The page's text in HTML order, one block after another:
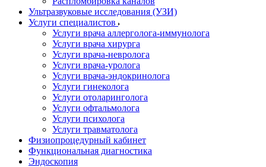
Ультразвуковые исследования (УЗИ)
Услуги специалистов
Услуги врача аллерголога-иммунолога
Услуги врача хирурга
Услуги врача-невролога
Услуги врача-уролога
Услуги врача-эндокринолога
Услуги гинеколога
Услуги отоларинголога
Услуги офтальмолога
Услуги психолога
Услуги травматолога
Физиопроцедурный кабинет
Функциональная диагностика
Эндоскопия